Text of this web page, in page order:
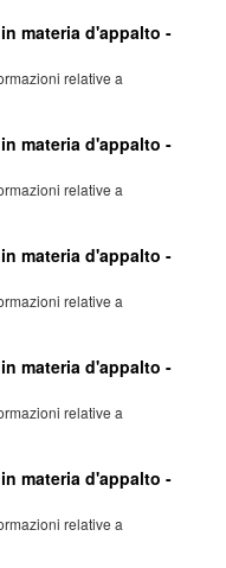
materia d'appalto -
relative a
materia d'appalto -
relative a
materia d'appalto -
relative a
materia d'appalto -
relative a
materia d'appalto -
relative a